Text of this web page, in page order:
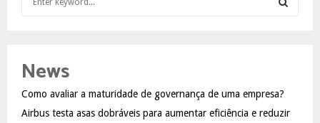
h
o
r
R
News
Como avaliar a maturidade de governança de uma empresa?
Airbus testa asas dobráveis para aumentar eficiência e reduzir